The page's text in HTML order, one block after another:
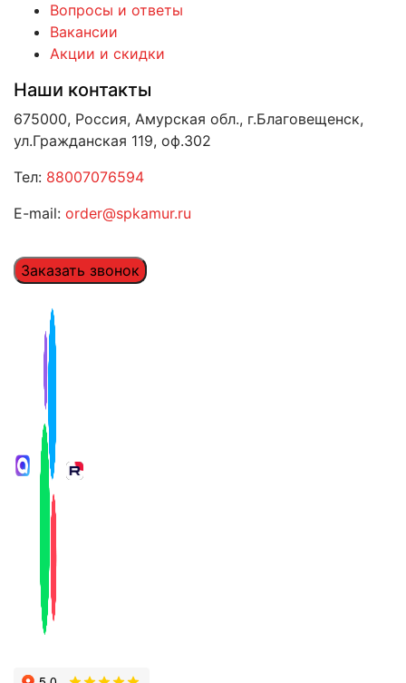
Вопросы и ответы
Вакансии
Акции и скидки
Наши контакты
675000, Россия, Амурская обл., г.Благовещенск,
ул.Гражданская 119, оф.302
Тел: 88007076594
E-mail: order@spkamur.ru
Заказать звонок